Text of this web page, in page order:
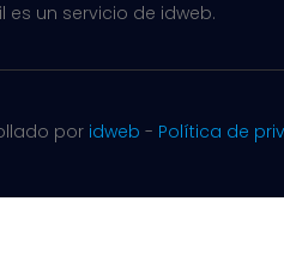
es un servicio de idweb.
por idweb - Política de